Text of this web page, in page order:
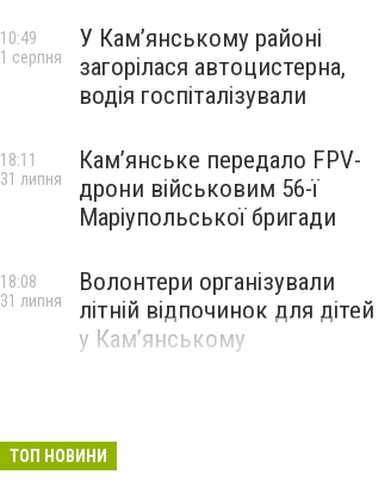
У Кам’янському районі
загорілася автоцистерна,
водія госпіталізували
10:49
1 серпня
Кам’янське передало FPV-
дрони військовим 56-ї
Маріупольської бригади
18:11
31 липня
Волонтери організували
літній відпочинок для дітей
у Кам’янському
18:08
31 липня
ТОП НОВИНИ